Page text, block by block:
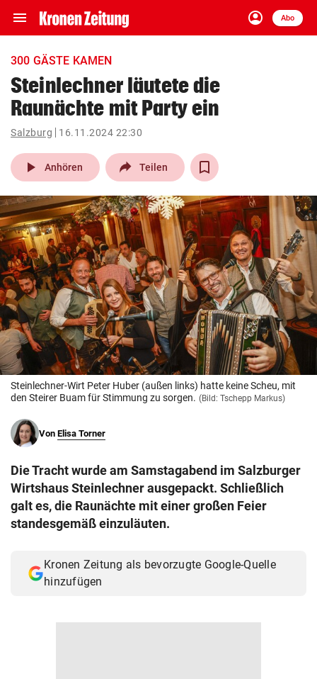
menu Navigation
ein-/ausklappen
account_circle
Anmelden
Abo
close Schließen
account_circle Anmelden
arrow_right
pin_drop
Wien arrow_right
bookmark
search
Suchbegriff
eingeben
© Krone Multimedia GmbH & Co KG 2026
Muthgasse 2, 1190 Wien
300 GÄSTE KAMEN
Steinlechner läutete die
Raunächte mit Party ein
Salzburg 16.11.2024 22:30
play_arrow Anhören Teilen
Steinlechner-Wirt Peter Huber (außen links) hatte keine Scheu, mit
den Steirer Buam für Stimmung zu sorgen. (Bild: Tschepp Markus)
Von Elisa Torner
Die Tracht wurde am Samstagabend im Salzburger
Wirtshaus Steinlechner ausgepackt. Schließlich
galt es, die Raunächte mit einer großen Feier
standesgemäß einzuläuten.
Kronen Zeitung als bevorzugte Google-Quelle
hinzufügen